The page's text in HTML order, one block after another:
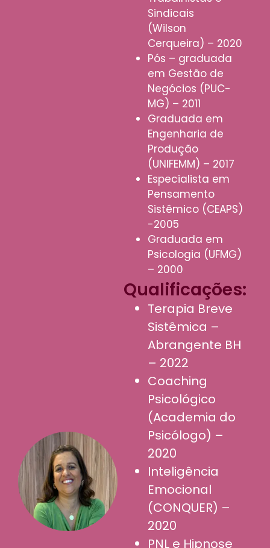
Sindicais
(Wilson
Cerqueira) – 2020
Pós – graduada
em Gestão de
Negócios (PUC-
MG) – 2011
Graduada em
Engenharia de
Produção
(UNIFEMM) – 2017
Especialista em
Pensamento
Sistêmico (CEAPS)
-2005
Graduada em
Psicologia (UFMG)
– 2000
Qualificações:
Terapia Breve
Sistêmica –
Abrangente BH
– 2022
Coaching
Psicológico
(Academia do
Psicólogo) –
2020
Inteligência
Emocional
(CONQUER) –
2020
PNL e Hipnose